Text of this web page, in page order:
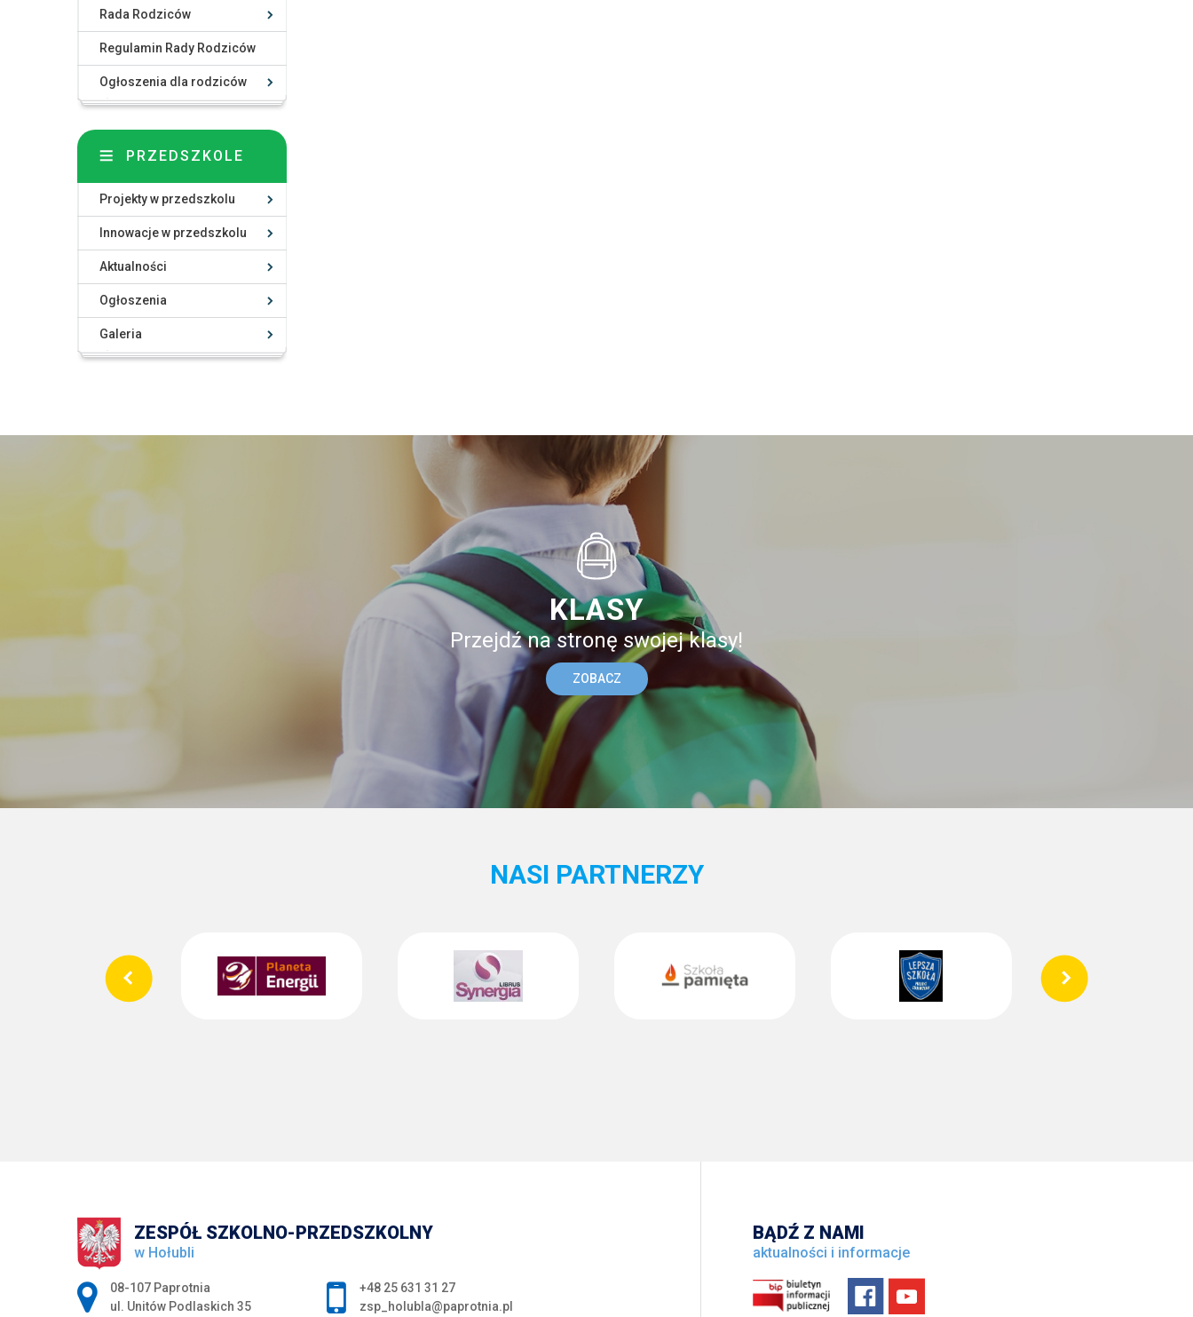
Rada Rodziców
Regulamin Rady Rodziców
Ogłoszenia dla rodziców
PRZEDSZKOLE
Projekty w przedszkolu
Innowacje w przedszkolu
Aktualności
Ogłoszenia
Galeria
KLASY
Przejdź na stronę swojej klasy!
ZOBACZ
NASI PARTNERZY
ZESPÓŁ SZKOLNO-PRZEDSZKOLNY
w Hołubli
Adres pocztowy:
08-107 Paprotnia
ul. Unitów Podlaskich 35
+48 25 631 31 27
zsp_holubla@paprotnia.pl
BĄDŹ Z NAMI
aktualności i informacje